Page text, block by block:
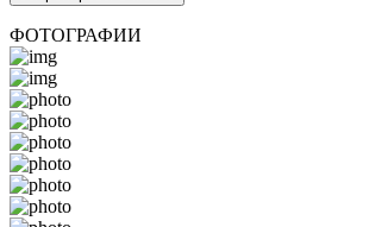
ФОТОГРАФИИ